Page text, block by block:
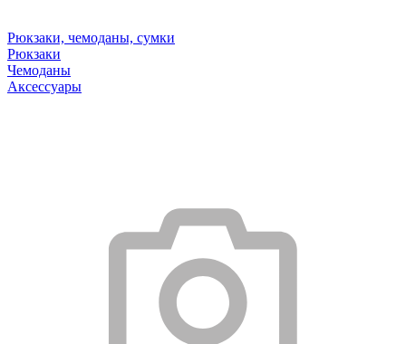
Рюкзаки, чемоданы, сумки
Рюкзаки
Чемоданы
Аксессуары